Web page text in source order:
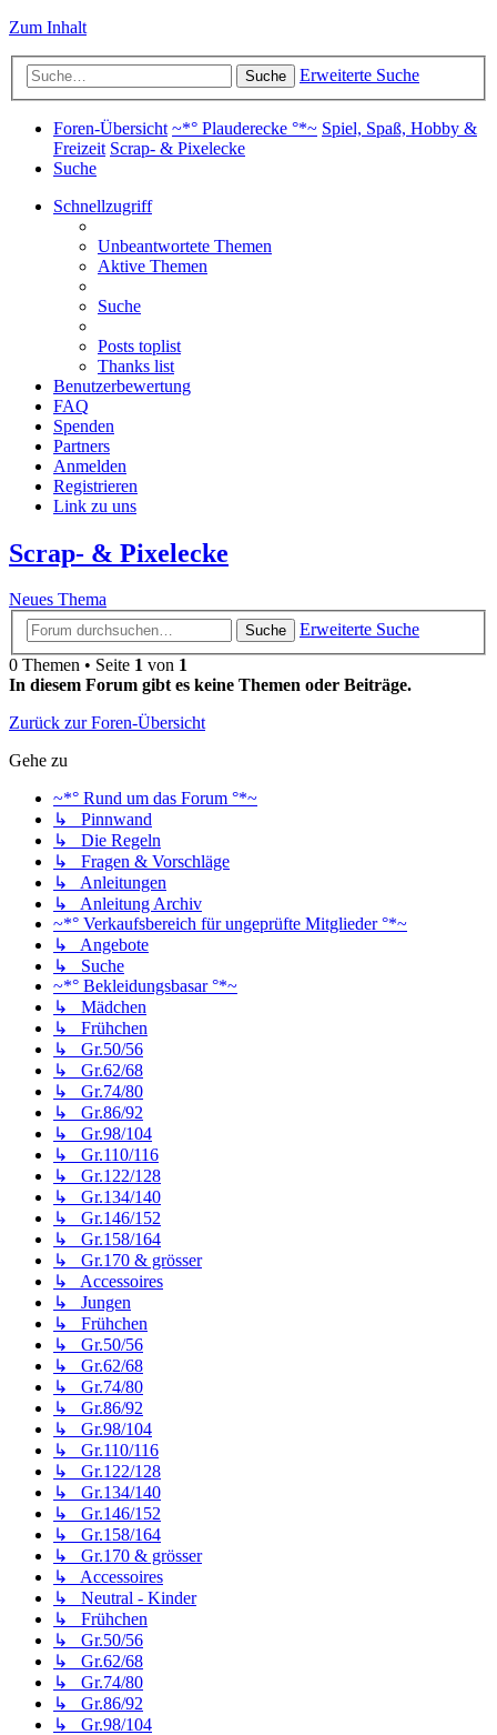
Zum Inhalt
Suche Erweiterte Suche
Foren-Übersicht ~*° Plauderecke °*~ Spiel, Spaß, Hobby &
Freizeit Scrap- & Pixelecke
Suche
Schnellzugriff
Unbeantwortete Themen
Aktive Themen
Suche
Posts toplist
Thanks list
Benutzerbewertung
FAQ
Spenden
Partners
Anmelden
Registrieren
Link zu uns
Scrap- & Pixelecke
Neues Thema
Suche
Erweiterte Suche
0 Themen • Seite 1 von 1
In diesem Forum gibt es keine Themen oder Beiträge.
Zurück zur Foren-Übersicht
Gehe zu
~*° Rund um das Forum °*~
↳ Pinnwand
↳ Die Regeln
↳ Fragen & Vorschläge
↳ Anleitungen
↳ Anleitung Archiv
~*° Verkaufsbereich für ungeprüfte Mitglieder °*~
↳ Angebote
↳ Suche
~*° Bekleidungsbasar °*~
↳ Mädchen
↳ Frühchen
↳ Gr.50/56
↳ Gr.62/68
↳ Gr.74/80
↳ Gr.86/92
↳ Gr.98/104
↳ Gr.110/116
↳ Gr.122/128
↳ Gr.134/140
↳ Gr.146/152
↳ Gr.158/164
↳ Gr.170 & grösser
↳ Accessoires
↳ Jungen
↳ Frühchen
↳ Gr.50/56
↳ Gr.62/68
↳ Gr.74/80
↳ Gr.86/92
↳ Gr.98/104
↳ Gr.110/116
↳ Gr.122/128
↳ Gr.134/140
↳ Gr.146/152
↳ Gr.158/164
↳ Gr.170 & grösser
↳ Accessoires
↳ Neutral - Kinder
↳ Frühchen
↳ Gr.50/56
↳ Gr.62/68
↳ Gr.74/80
↳ Gr.86/92
↳ Gr.98/104